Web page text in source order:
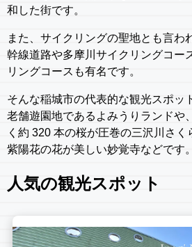
和した街です。
また、サイクリングの聖地とも言わ
幹線道路や多摩川サイクリングコー
リングコースも有名です。
そんな稲城市の代表的な観光スポッ
老舗遊園地であるよみうりランドや
く約 320 本の桜が圧巻の三沢川さ
紫陽花の花が美しい妙覚寺などです。
人気の観光スポット